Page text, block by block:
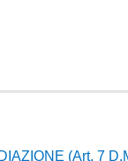
(Art. 7